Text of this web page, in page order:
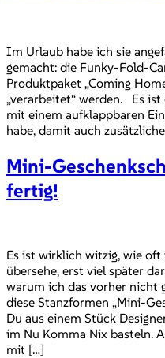
Im Urlaub habe ich sie
gemacht: die Funky-Fold-
Produktpaket „Coming
„verarbeitet“ werden. Es ist
mit einem aufklappbaren
habe, damit auch
Mini-
fertig!
Es ist wirklich witzig, wie oft
übersehe, erst viel später
warum ich das vorher nicht
diese Stanzformen „Mini-
Du aus einem Stück
im Nu Komma Nix basteln.
mit […]